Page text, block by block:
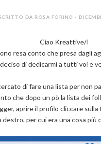
DA ROSA FORINO -
Ciao Kreattive/i
resa conto che presa dagli
di dedicarmi a tutti voi e
di fare una lista per non
che dopo un pò la lista dei
aprire il profilo cliccare
per cui era una cosa più